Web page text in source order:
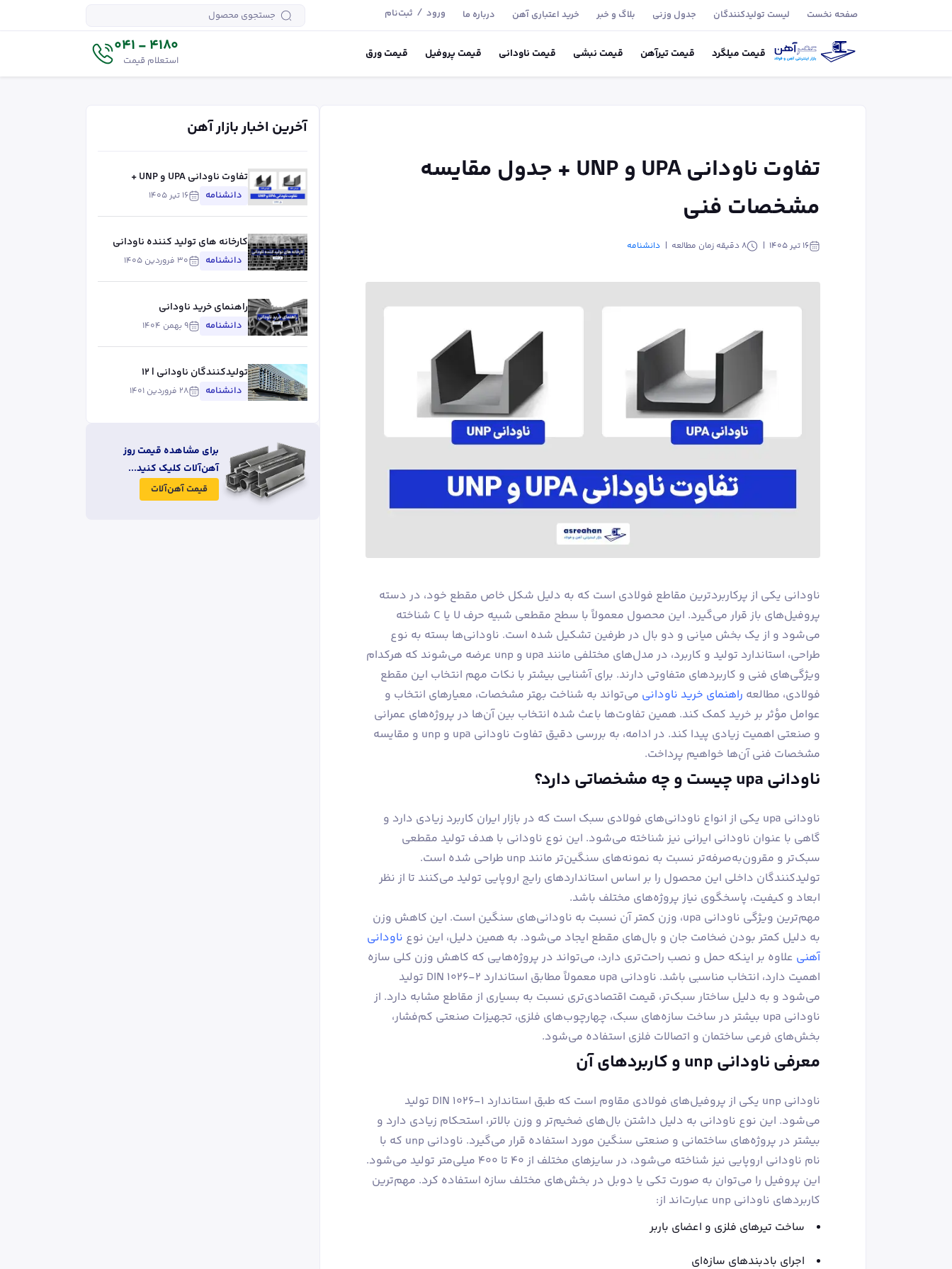
صفحه نخست لیست تولید‌کنندگان جدول وزنی بلاگ و خبر خرید اعتباری آهن درباره ما ورود / ثبت‌نام
قیمت میلگرد قیمتتیر‌آهن قیمت نبشی قیمت ناودانی قیمت پروفیل قیمتورق 4180 - 041
استعلام قیمت
تفاوت ناودانی UPA و UNP + جدول مقایسه
مشخصات فنی
۱۶ تیر ۱۴۰۵ 8دقیقه زمان مطالعه دانشنامه
ناودانی یکی از پرکاربردترین مقاطع فولادی است که به دلیل شکل خاص مقطع خود، در دسته
پروفیل‌های باز قرار می‌گیرد. این محصول معمولاً با سطح مقطعی شبیه حرف U یا C شناخته
می‌شود و از یک بخش میانی و دو بال در طرفین تشکیل شده است. ناودانی‌ها بسته به نوع
طراحی، استاندارد تولید و کاربرد، در مدل‌های مختلفی مانند upa و unp عرضه می‌شوند که هرکدام
ویژگی‌های فنی و کاربردهای متفاوتی دارند. برای آشنایی بیشتر با نکات مهم انتخاب این مقطع
فولادی، مطالعه راهنمای خرید ناودانی می‌تواند به شناخت بهتر مشخصات، معیارهای انتخاب و
عوامل مؤثر بر خرید کمک کند. همین تفاوت‌ها باعث شده انتخاب بین آن‌ها در پروژه‌های عمرانی
و صنعتی اهمیت زیادی پیدا کند. در ادامه، به بررسی دقیق تفاوت ناودانی upa و unp و مقایسه
مشخصات فنی آن‌ها خواهیم پرداخت.
ناودانی upa چیست و چه مشخصاتی دارد؟
ناودانی upa یکی از انواع ناودانی‌های فولادی سبک است که در بازار ایران کاربرد زیادی دارد و
گاهی با عنوان ناودانی ایرانی نیز شناخته می‌شود. این نوع ناودانی با هدف تولید مقطعی
سبک‌تر و مقرون‌به‌صرفه‌تر نسبت به نمونه‌های سنگین‌تر مانند unp طراحی شده است.
تولیدکنندگان داخلی این محصول را بر اساس استانداردهای رایج اروپایی تولید می‌کنند تا از نظر
ابعاد و کیفیت، پاسخگوی نیاز پروژه‌های مختلف باشد.
مهم‌ترین ویژگی ناودانی upa، وزن کمتر آن نسبت به ناودانی‌های سنگین است. این کاهش وزن
به دلیل کمتر بودن ضخامت جان و بال‌های مقطع ایجاد می‌شود. به همین دلیل، این نوع ناودانی
آهنی علاوه بر اینکه حمل و نصب راحت‌تری دارد، می‌تواند در پروژه‌هایی که کاهش وزن کلی سازه
اهمیت دارد، انتخاب مناسبی باشد. ناودانی upa معمولاً مطابق استاندارد DIN 1026-2 تولید
می‌شود و به دلیل ساختار سبک‌تر، قیمت اقتصادی‌تری نسبت به بسیاری از مقاطع مشابه دارد. از
ناودانی upa بیشتر در ساخت سازه‌های سبک، چهارچوب‌های فلزی، تجهیزات صنعتی کم‌فشار،
بخش‌های فرعی ساختمان و اتصالات فلزی استفاده می‌شود.
معرفی ناودانی unp و کاربردهای آن
ناودانی unp یکی از پروفیل‌های فولادی مقاوم است که طبق استاندارد DIN 1026-1 تولید
می‌شود. این نوع ناودانی به دلیل داشتن بال‌های ضخیم‌تر و وزن بالاتر، استحکام زیادی دارد و
بیشتر در پروژه‌های ساختمانی و صنعتی سنگین مورد استفاده قرار می‌گیرد. ناودانی unp که با
نام ناودانی اروپایی نیز شناخته می‌شود، در سایزهای مختلف از ۴۰ تا ۴۰۰ میلی‌متر تولید می‌شود.
این پروفیل را می‌توان به صورت تکی یا دوبل در بخش‌های مختلف سازه استفاده کرد. مهم‌ترین
کاربردهای ناودانی unp عبارت‌اند از:
ساخت تیرهای فلزی و اعضای باربر
اجرای بادبندهای سازه‌ای
آخرین اخبار بازار آهن
تفاوت ناودانی UPA و UNP +
جدول مقایسه مشخصات فنی
دانشنامه ۱۶ تیر ۱۴۰۵
کارخانه های تولید کننده ناودانی
دانشنامه ۳۰ فروردین ۱۴۰۵
راهنمای خرید ناودانی
دانشنامه ۹ بهمن ۱۴۰۴
تولیدکنندگان ناودانی | 12
تولیدکننده ناودانی در ایران
دانشنامه ۲۸ فروردین ۱۴۰۱
برای مشاهده قیمت روز
آهن‌آلات کلیک کنید...
قیمت آهن‌آلات